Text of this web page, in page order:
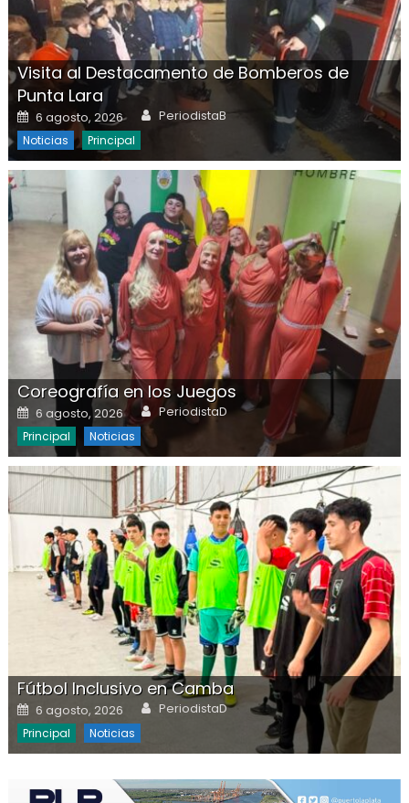
Visita al Destacamento de Bomberos de
Punta Lara
Posted on
6 agosto, 2026 Author
PeriodistaB
Noticias Principal
Coreografía en los Juegos
Posted on
6 agosto, 2026 Author
PeriodistaD
Principal Noticias
Fútbol Inclusivo en Camba
Posted on
6 agosto, 2026 Author
PeriodistaD
Principal Noticias